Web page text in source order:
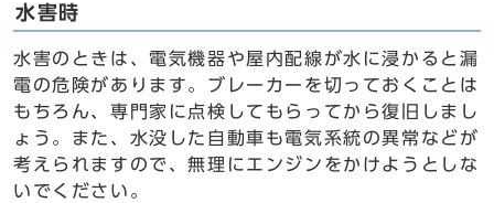
水害時
水害のときは、電気機器や屋内配線が水に浸かると漏
電の危険があります。ブレーカーを切っておくことは
もちろん、専門家に点検してもらってから復旧しまし
ょう。また、水没した自動車も電気系統の異常などが
考えられますので、無理にエンジンをかけようとしな
いでください。